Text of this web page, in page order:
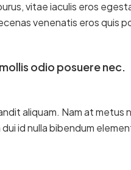
vitae iaculis eros
venenatis eros quis
odio posuere nec.
aliquam. Nam at metus
id nulla bibendum